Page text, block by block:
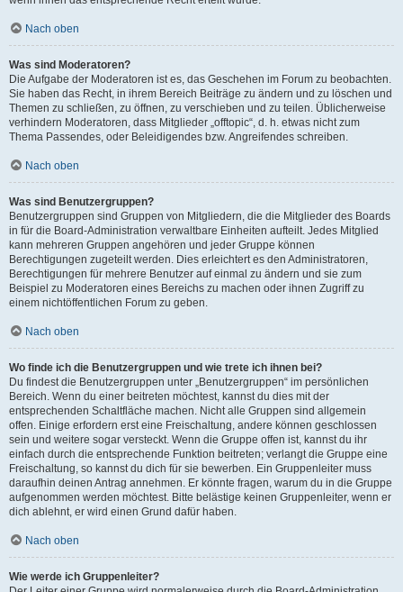
Nach oben
Was sind Moderatoren?
Die Aufgabe der Moderatoren ist es, das Geschehen im Forum zu beobachten.
Sie haben das Recht, in ihrem Bereich Beiträge zu ändern und zu löschen und
Themen zu schließen, zu öffnen, zu verschieben und zu teilen. Üblicherweise
verhindern Moderatoren, dass Mitglieder „offtopic“, d. h. etwas nicht zum
Thema Passendes, oder Beleidigendes bzw. Angreifendes schreiben.
Nach oben
Was sind Benutzergruppen?
Benutzergruppen sind Gruppen von Mitgliedern, die die Mitglieder des Boards
in für die Board-Administration verwaltbare Einheiten aufteilt. Jedes Mitglied
kann mehreren Gruppen angehören und jeder Gruppe können
Berechtigungen zugeteilt werden. Dies erleichtert es den Administratoren,
Berechtigungen für mehrere Benutzer auf einmal zu ändern und sie zum
Beispiel zu Moderatoren eines Bereichs zu machen oder ihnen Zugriff zu
einem nichtöffentlichen Forum zu geben.
Nach oben
Wo finde ich die Benutzergruppen und wie trete ich ihnen bei?
Du findest die Benutzergruppen unter „Benutzergruppen“ im persönlichen
Bereich. Wenn du einer beitreten möchtest, kannst du dies mit der
entsprechenden Schaltfläche machen. Nicht alle Gruppen sind allgemein
offen. Einige erfordern erst eine Freischaltung, andere können geschlossen
sein und weitere sogar versteckt. Wenn die Gruppe offen ist, kannst du ihr
einfach durch die entsprechende Funktion beitreten; verlangt die Gruppe eine
Freischaltung, so kannst du dich für sie bewerben. Ein Gruppenleiter muss
daraufhin deinen Antrag annehmen. Er könnte fragen, warum du in die Gruppe
aufgenommen werden möchtest. Bitte belästige keinen Gruppenleiter, wenn er
dich ablehnt, er wird einen Grund dafür haben.
Nach oben
Wie werde ich Gruppenleiter?